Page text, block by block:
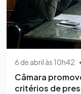
6 de abril às 10h42
Câmara
critérios de